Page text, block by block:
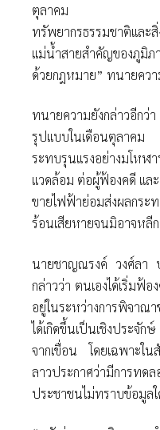
ตุลาคม ยังส่งผล
ทรัพยากรธรรมชาติแล
แม่น้ำสายสำคัญของภูมิภ
ด้วยกฎหมาย” ทนายควา
ทนายความยังกล่าวอีกว่
รุปแบบในเดือนตุลาคม
ระทบรุนแรงอย่างมโหฬ
แวดล้อม ต่อผู้ฟ้องคดี แ
ขายไฟฟ้าย่อมส่งผลกระ
ร้อนเสียหายจนมิอาจหลีก
นายชาญณรงค์ วงศ์ลา
กล่าวว่า ตนเองได้เริ่มฟ้
อยู่ในระหว่างการพิจาณ
ได้เกิดขึ้นเป็นเชิงประจั
จากเขื่อน โดยเฉพาะใ
ลาวประกาศว่ามีกา
ประชาชนไม่ทราบข้อมูลใ